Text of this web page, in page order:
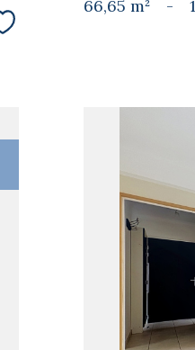
Sélectionner
66,65 m² -